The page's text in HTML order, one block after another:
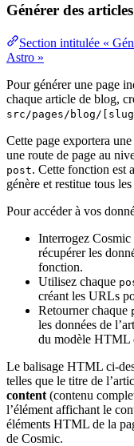
Générer des
Section intitulée «
Astro »
Pour générer une page
chaque article de blog,
src/pages/blog/
Cette page exportera
une route de page au
post. Cette fonction est
génère et restitue tous
Pour accéder à vos
Interrogez Cosmic
récupérer les
fonction.
Utilisez chaque
créant les URLs
Retourner chaque
les données de
du modèle HTML
Le balisage HTML ci-
telles que le titre de
content (contenu
l’élément affichant le
éléments HTML de la
de Cosmic.